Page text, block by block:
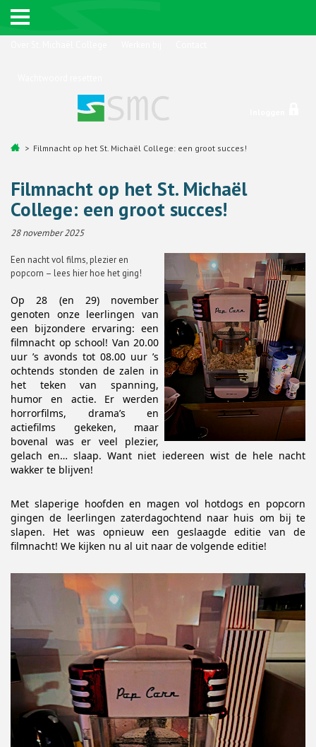
Filmnacht op het St. Michaël College: een groot succes!
Filmnacht op het St. Michaël
College: een groot succes!
28 november 2025
Een nacht vol films, plezier en
popcorn – lees hier hoe het ging!
Op 28 (en 29) november
genoten onze leerlingen van
een bijzondere ervaring: een
filmnacht op school! Van 20.00
uur ’s avonds tot 08.00 uur ’s
ochtends stonden de zalen in
het teken van spanning,
humor en actie. Er werden
horrorfilms, drama’s en
actiefilms gekeken, maar
bovenal was er veel plezier,
gelach en… slaap. Want niet iedereen wist de hele nacht
wakker te blijven!
Met slaperige hoofden en magen vol hotdogs en popcorn
gingen de leerlingen zaterdagochtend naar huis om bij te
slapen. Het was opnieuw een geslaagde editie van de
filmnacht! We kijken nu al uit naar de volgende editie!